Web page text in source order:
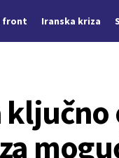
front Iranska kriza